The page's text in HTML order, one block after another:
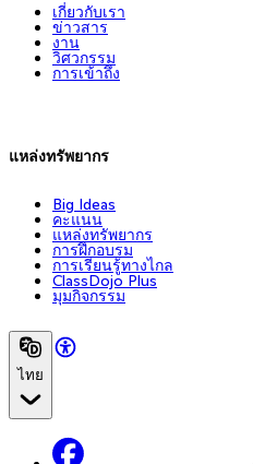
เกี่ยวกับเรา
ข่าวสาร
งาน
วิศวกรรม
การเข้าถึง
แหล่งทรัพยากร
Big Ideas
คะแนน
แหล่งทรัพยากร
การฝึกอบรม
การเรียนรู้ทางไกล
ClassDojo Plus
มุมกิจกรรม
ไทย
Facebook